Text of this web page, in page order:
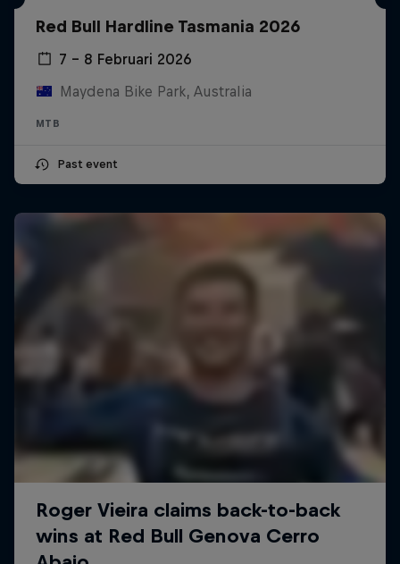
Red Bull Hardline Tasmania 2026
7 – 8 Februari 2026
Maydena Bike Park, Australia
MTB
Past event